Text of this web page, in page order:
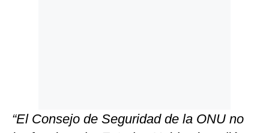
“El Consejo de Seguridad de la ONU no